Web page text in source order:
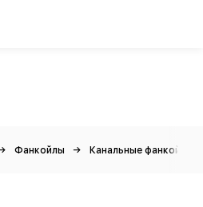
Фанкойлы Канальные фанкойлы